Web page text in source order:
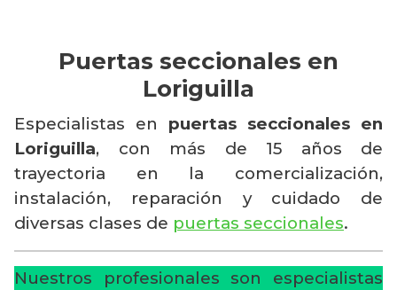
Puertas seccionales en
Loriguilla
Especialistas en puertas seccionales en
Loriguilla, con más de 15 años de
trayectoria en la comercialización,
instalación, reparación y cuidado de
diversas clases de puertas seccionales.
Nuestros profesionales son especialistas